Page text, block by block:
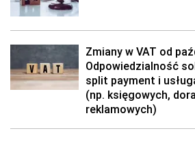
Zmiany w VAT od
Odpowiedzialność
split payment i
(np. księgowych,
reklamowych)